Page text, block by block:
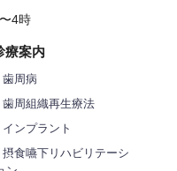
4時
療案内
歯周病
歯周組織再生療法
インプラント
摂食嚥下リハビリテーシ